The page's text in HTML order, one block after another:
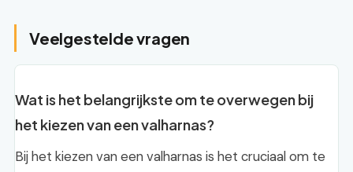
Veelgestelde vragen
Wat is het belangrijkste om te overwegen bij
het kiezen van een valharnas?
Bij het kiezen van een valharnas is het cruciaal om te